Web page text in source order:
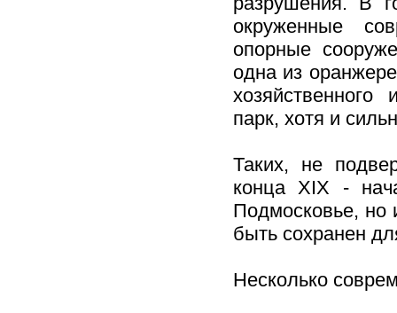
окруженные
опорные
одна из
хозяйственного
парк, хотя и
Таких, не
конца XIX -
Подмосковье, но
быть сохранен
Несколько